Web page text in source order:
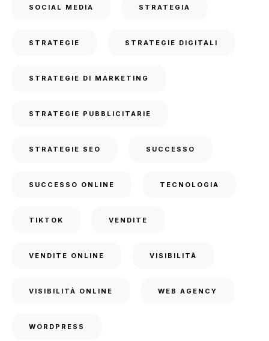
SOCIAL MEDIA STRATEGIA
STRATEGIE STRATEGIE DIGITALI
STRATEGIE DI MARKETING
STRATEGIE PUBBLICITARIE
STRATEGIE SEO SUCCESSO
SUCCESSO ONLINE TECNOLOGIA
TIKTOK VENDITE
VENDITE ONLINE VISIBILITÀ
VISIBILITÀ ONLINE WEB AGENCY
WORDPRESS